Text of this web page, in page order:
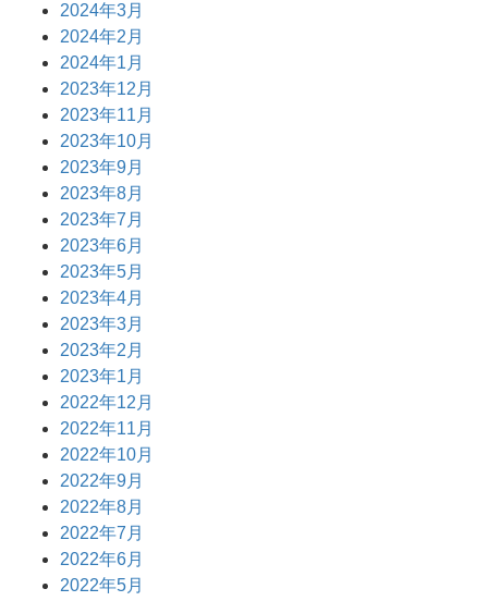
2024年3月
2024年2月
2024年1月
2023年12月
2023年11月
2023年10月
2023年9月
2023年8月
2023年7月
2023年6月
2023年5月
2023年4月
2023年3月
2023年2月
2023年1月
2022年12月
2022年11月
2022年10月
2022年9月
2022年8月
2022年7月
2022年6月
2022年5月